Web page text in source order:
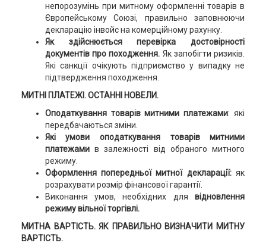
непорозумінь при митному оформленні товарів в
Європейському Союзі, правильно заповнюючи
декларацію інвойс на комерційному рахунку.
Як здійснюється перевірка достовірності
документів про походження. Як запобігти ризиків.
Які санкції очікують підприємство у випадку не
підтвердження походження.
МИТНІ ПЛАТЕЖІ. ОСТАННІ
НОВЕЛИ.
Оподаткування товарів митними платежами: які
передбачаються зміни.
Які умови оподаткування товарів митними
платежамив залежності від обраного митного
режиму.
Оформлення попередньої митної декларації:як
розрахувати розмір фінансової гарантії.
Виконання умов, необхідних длявідновлення
режиму вільної торгівлі.
МИТНА ВАРТІСТЬ. ЯК ПРАВИЛЬНО ВИЗНАЧИТИ МИТНУ
ВАРТІСТЬ.